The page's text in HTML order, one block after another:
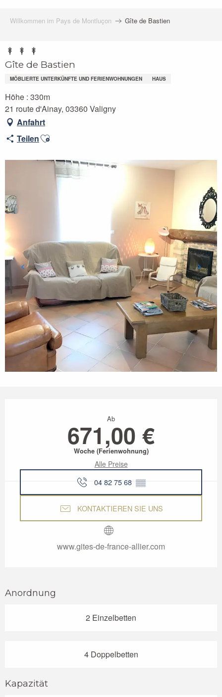
Willkommen im Pays de Montluçon Gîte de Bastien
Gîte de Bastien
MÖBLIERTE UNTERKÜNFTE UND FERIENWOHNUNGEN HAUS
Höhe : 330m
21 route d'Ainay, 03360 Valigny
Anfahrt
TeilenAjouter aux favoris
Ab
671,00 €
Woche (Ferienwohnung)
Alle Preise
04 82 75 68 ▒▒
KONTAKTIEREN SIE UNS
www.gites-de-france-allier.com
Anordnung
2 Einzelbetten
4 Doppelbetten
Kapazität